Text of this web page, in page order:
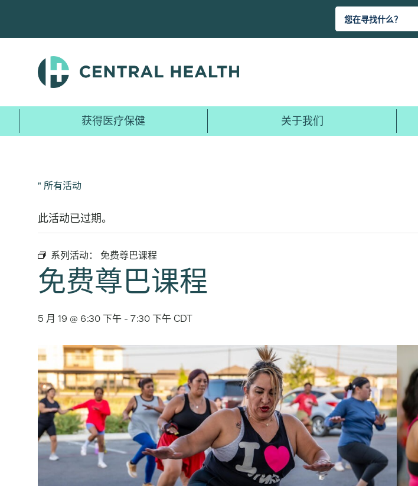
主
获得医疗保健 关于我们
" 所有活动
此活动已过期。
系列活动： 免费尊巴课程
免费尊巴课程
5 月 19 @ 6:30 下午 - 7:30 下午CDT